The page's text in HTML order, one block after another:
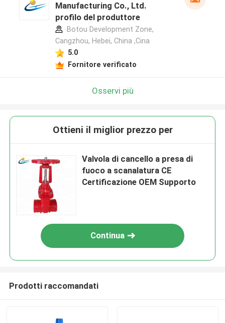
Manufacturing Co., Ltd.
profilo del produttore
Botou Development Zone,
Cangzhou, Hebei, China ,Cina
5.0
Fornitore verificato
Osservi più
Ottieni il miglior prezzo per
Valvola di cancello a presa di
fuoco a scanalatura CE
Certificazione OEM Supporto
Continua
Prodotti raccomandati